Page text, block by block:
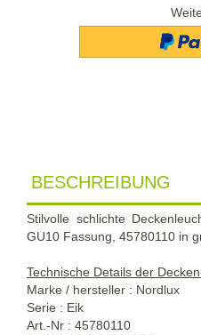
BESCHREIBUNG
Stilvolle schlichte
GU10 Fassung, 45780110 in
Technische Details der
Marke / hersteller : Nordlux
Serie : Eik
Art.-Nr : 45780110